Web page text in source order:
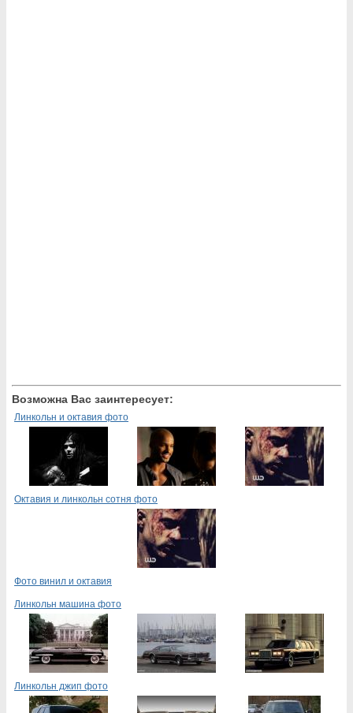
Возможна Вас заинтересует:
Линкольн и октавия фото
Октавия и линкольн сотня фото
Фото винил и октавия
Линкольн машина фото
Линкольн джип фото